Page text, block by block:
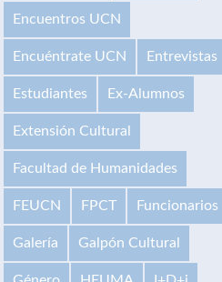
Encuentros UCN
Encuéntrate UCN Entrevistas
Estudiantes Ex-Alumnos
Extensión Cultural
Facultad de Humanidades
FEUCN FPCT Funcionarios
Galería Galpón Cultural